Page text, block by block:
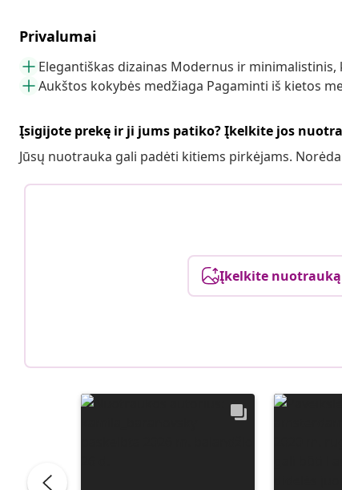
Privalumai
Elegantiškas dizainas Modernus ir
Aukštos kokybės medžiaga Pagaminti iš kietos
Įsigijote prekę ir ji jums patiko? Įkelkite jos
Jūsų nuotrauka gali padėti kitiems pirkėjams.
Įkelkite nuotrauką